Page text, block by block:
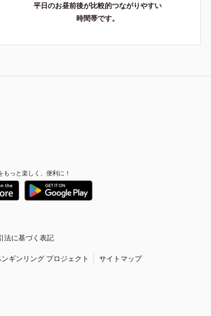
平日のお昼前後が比較的つながりやすい
時間帯です。
もっと楽しく、便利に！
法に基づく表記
ギンリング プロジェクト サイトマップ